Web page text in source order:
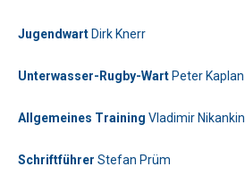
Flugzeug.
JugendwartDirk Knerr
Unterwasser-Rugby-WartPeter Kaplan
Allgemeines Training Vladimir Nikankin
Schriftführer Stefan Prüm